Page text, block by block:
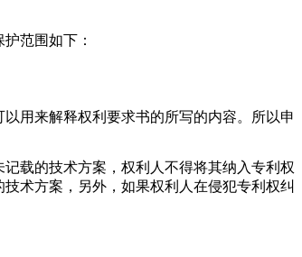
范围如下：
用来解释权利要求书的所写的内容。所以申
载的技术方案，权利人不得将其纳入专利权
术方案，另外，如果权利人在侵犯专利权纠